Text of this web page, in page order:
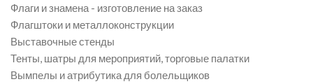
Флаги и знамена - изготовление на заказ
Флагштоки и металлоконструкции
Выставочные стенды
Тенты, шатры для мероприятий, торговые палатки
Вымпелы и атрибутика для болельщиков